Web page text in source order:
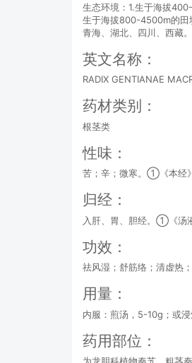
生态环境：1.生于海拔
生于海拔800-4500m的田
青海、湖北、四川、西藏
英文名称：
RADIX GENTIANAE
药材类别：
根茎类
性味：
苦；辛；微寒。①《本经
归经：
入肝、胃、胆经。①《汤
功效：
祛风湿；舒筋络；清虚热
用量：
内服：煎汤，5-10g；或浸
药用部位：